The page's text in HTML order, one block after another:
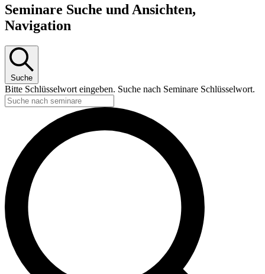
Seminare
Seminare Suche und Ansichten,
Navigation
Suche
Bitte Schlüsselwort eingeben. Suche nach Seminare Schlüsselwort.